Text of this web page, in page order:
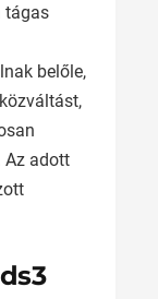
tágas
belőle,
Az adott